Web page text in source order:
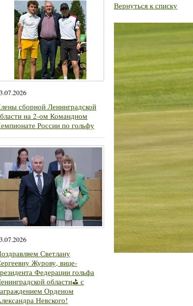
сборной Ленинградской
на 2-ом Командном
России по гольфу
Светлану
Журову, вице-
Федерации гольфа
области⛳ с
Орденом
Невского!
Вернуться к списку